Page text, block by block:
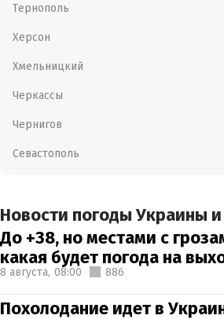
Тернополь
Херсон
Хмельницкий
Черкассы
Чернигов
Севастополь
Новости погоды Украины
До +38, но местами с
какая будет погода на
8 августа, 08:00 886
Похолодание идет в